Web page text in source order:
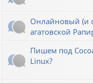
Онлайновый (и
агатовской
Пишем под
Linux?